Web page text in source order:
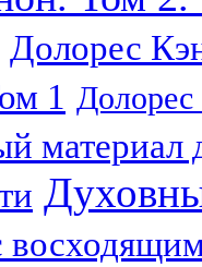
Долорес
1
материал